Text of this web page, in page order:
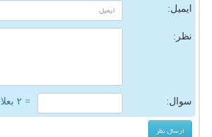
ایمیل:
نظر:
سوال: = ۲ بعلاوه ۴